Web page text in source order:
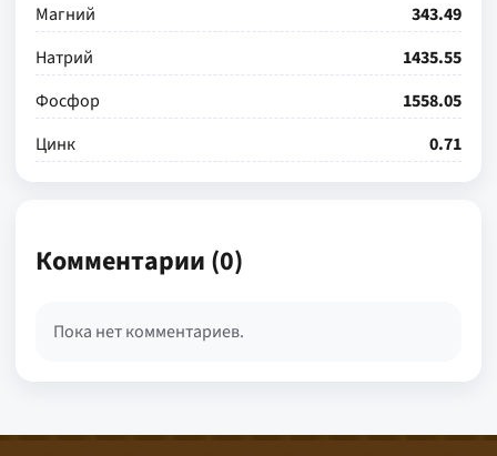
Магний
343.49
Натрий
1435.55
Фосфор
1558.05
Цинк
0.71
Комментарии (0)
Пока нет комментариев.